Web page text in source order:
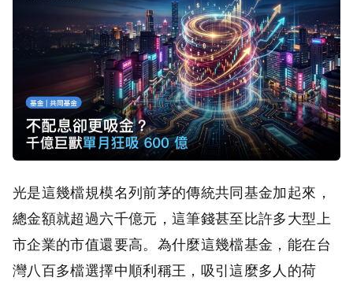
光是這幾檔規模名列前茅的傳統共同基金加起來，
總金額就超過六千億元，這筆錢甚至比許多大型上
市企業的市值還要高。為什麼這幾檔基金，能在台
灣八百多檔選擇中順利稱王，吸引這麼多人的荷